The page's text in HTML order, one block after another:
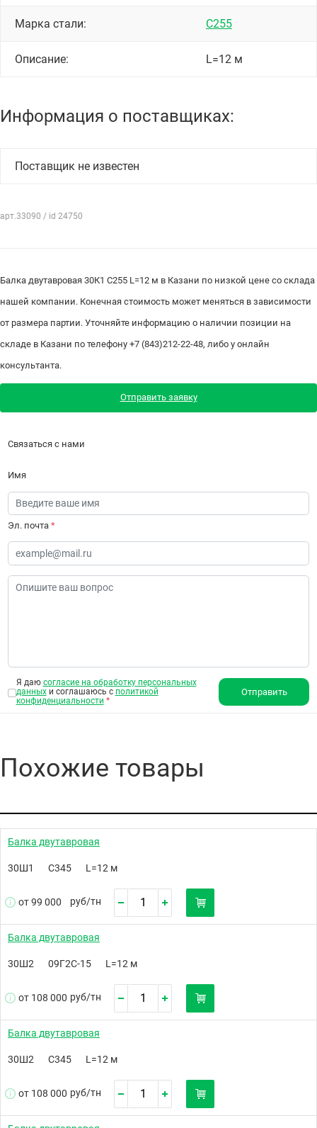
Марка стали: С255
Описание: L=12 м
Информация о поставщиках:
Поставщик не известен
арт.33090 / id 24750
Балка двутавровая 30К1 С255 L=12 м в Казани по низкой цене со склада
нашей компании. Конечная стоимость может меняться в зависимости
от размера партии. Уточняйте информацию о наличии позиции на
складе в Казани по телефону +7 (843)212-22-48, либо у онлайн
консультанта.
Отправить заявку
Связаться с нами
Имя
Эл. почта *
Я даю согласие на обработку персональных
данныхи соглашаюсь с политикой
конфиденциальности *
Отправить
Похожие товары
Балка двутавровая
30Ш1 С345 L=12 м
от 99 000 руб/тн
Балка двутавровая
30Ш2 09Г2С-15 L=12 м
от 108 000 руб/тн
Балка двутавровая
30Ш2 С345 L=12 м
от 108 000 руб/тн